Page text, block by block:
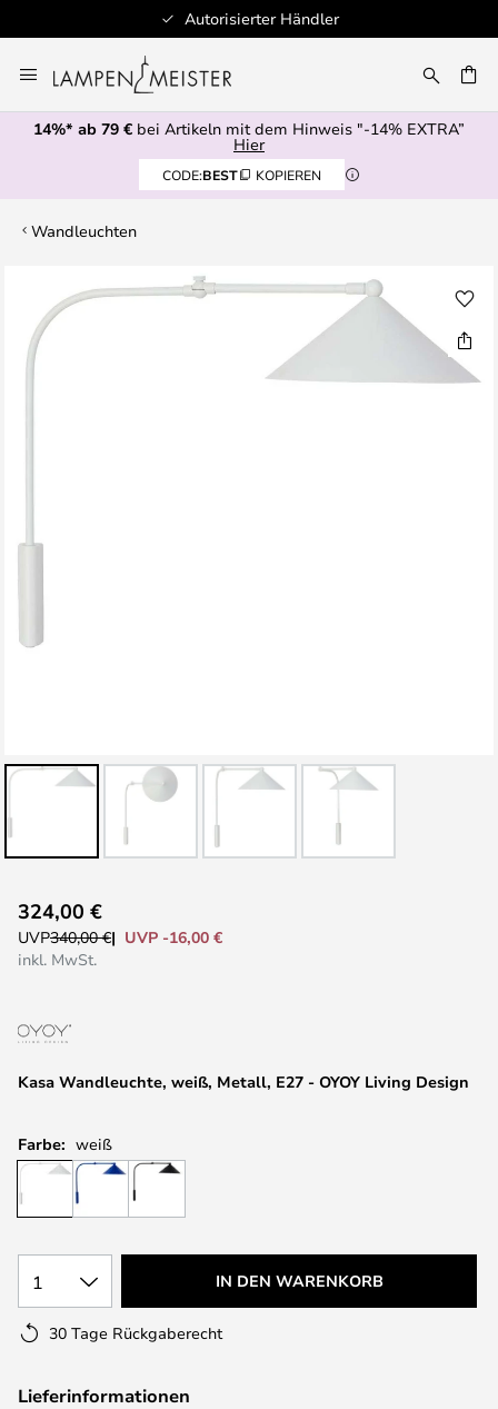
Autorisierter Händler
Inhalt
springen
14%* ab 79 € bei Artikeln mit dem Hinweis "-14% EXTRA”
Hier
CODE:BEST KOPIEREN
Wandleuchten
Bildgalerie
Anfang
der
Kasa Wandleuchte, weiß, Metall, E27 - OYOY Living Design
324,00 €
UVP340,00 €
UVP -16,00 €
inkl. MwSt.
Farbe: weiß
1 IN DEN WARENKORB
30 Tage Rückgaberecht
Lieferinformationen